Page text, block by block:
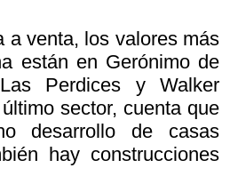
a venta, los valores más
están en Gerónimo de
Perdices y Walker
sector, cuenta que
desarrollo de casas
hay construcciones